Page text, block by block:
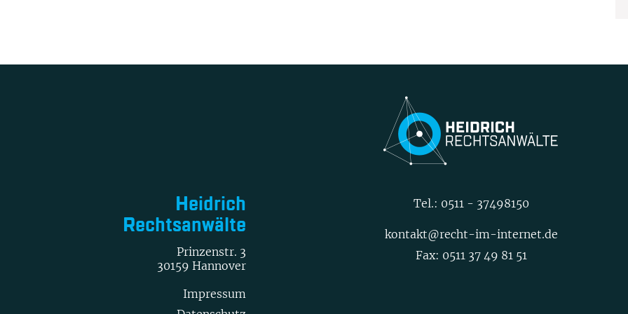
Heidrich
Rechtsanwälte
Prinzenstr. 3
30159 Hannover
Impressum
Tel.: 0511 - 37498150
kontakt@recht-im-internet.de
Fax: 0511 37 49 81 51